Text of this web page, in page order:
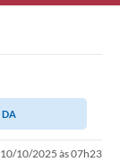
DA
10/2025 às 07h23